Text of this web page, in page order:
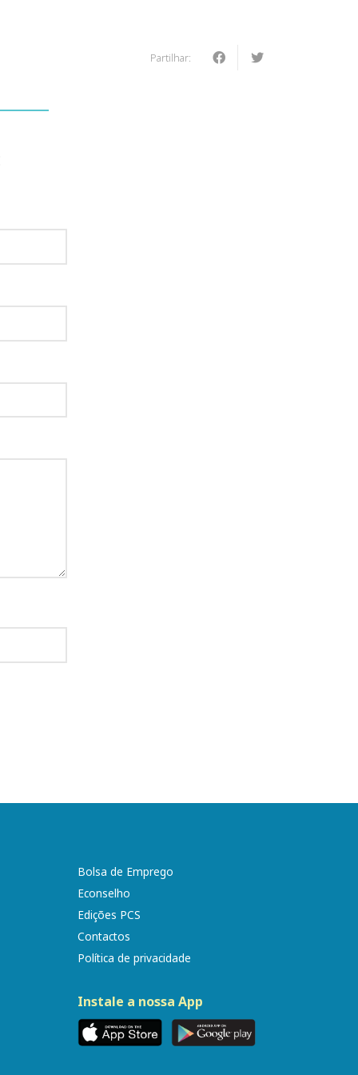
Partilhar:
Bolsa de Emprego
Econselho
Edições PCS
Contactos
Política de privacidade
Instale a nossa App